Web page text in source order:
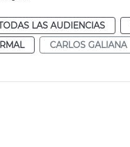
LAS AUDIENCIAS
CARLOS GALIANA